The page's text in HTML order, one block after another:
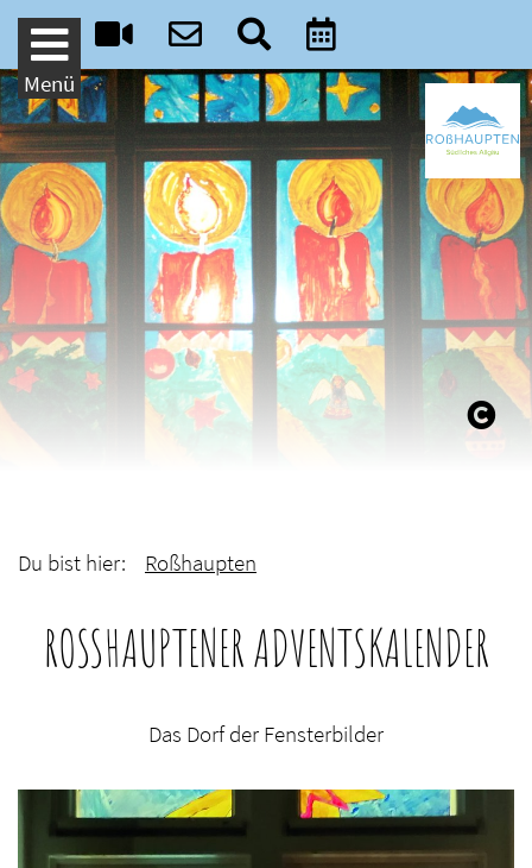
Weiter zum Inhalt
Menü
Du bist hier: Roßhaupten
ROSSHAUPTENER ADVENTSKALENDER
Das Dorf der Fensterbilder